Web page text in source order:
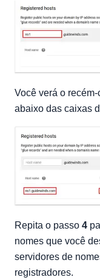
Você verá o
abaixo das caixas
Repita o passo 4
nomes que você
servidores de
registradores.